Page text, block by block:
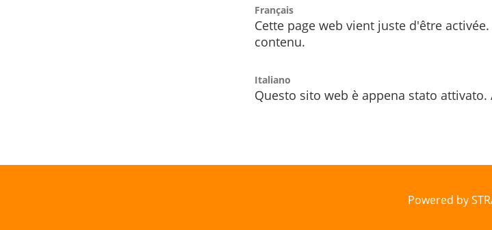
Français
Cette page web vient juste d'être
contenu.
Italiano
Questo sito web è appena stato
Powered by